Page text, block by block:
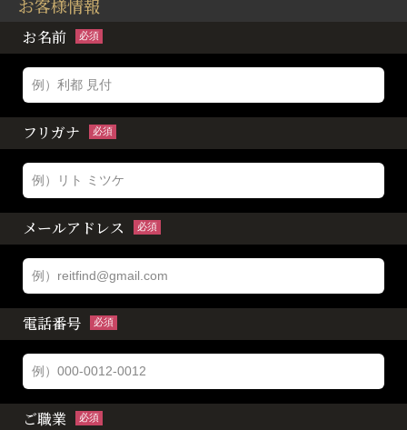
お客様情報
お名前 必須
フリガナ 必須
メールアドレス 必須
電話番号 必須
ご職業 必須